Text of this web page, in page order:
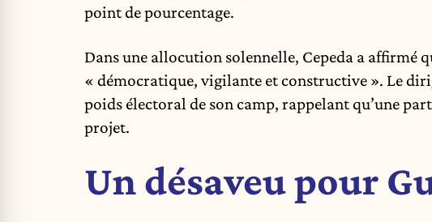
point de pourcentage.
Dans une allocution solennelle, Cepeda a affirmé
« démocratique, vigilante et constructive ». Le
poids électoral de son camp, rappelant qu’une
projet.
Un désaveu pour